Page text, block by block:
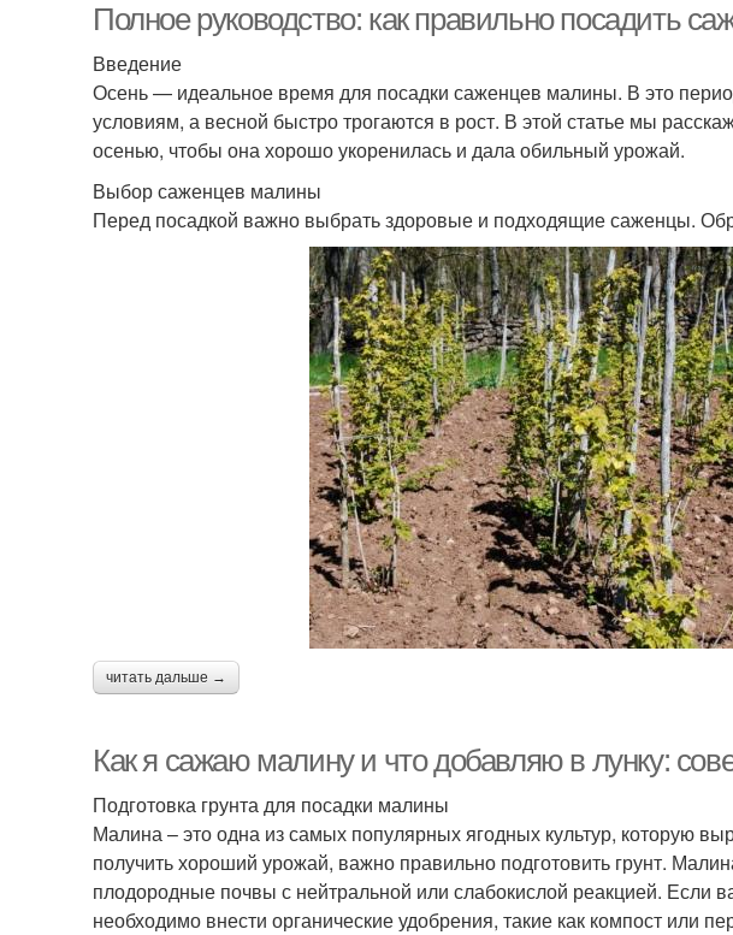
Полное руководство: как правильно посадить
Введение
Осень — идеальное время для посадки саженцев малины. В это
условиям, а весной быстро трогаются в рост. В этой статье мы
осенью, чтобы она хорошо укоренилась и дала обильный урожай.
Выбор саженцев малины
Перед посадкой важно выбрать здоровые и подходящие саженцы.
читать дальше →
Как я сажаю малину и что добавляю в лунку:
Подготовка грунта для посадки малины
Малина – это одна из самых популярных ягодных культур, которую
получить хороший урожай, важно правильно подготовить грунт.
плодородные почвы с нейтральной или слабокислой реакцией. Если
необходимо внести органические удобрения, такие как компост или